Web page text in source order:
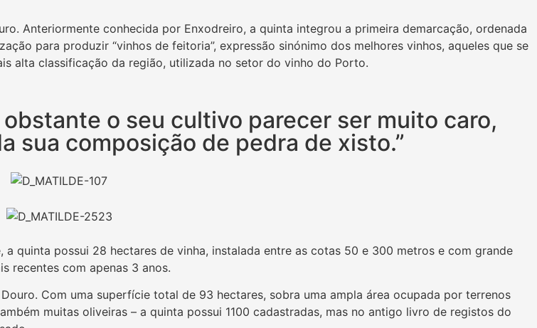
Anteriormente conhecida por Enxodreiro, a quinta integrou a primeira demarcação, ordenada
para produzir “vinhos de feitoria”, expressão sinónimo dos melhores vinhos, aqueles que se
alta classificação da região, utilizada no setor do vinho do Porto.
o seu cultivo parecer ser muito caro,
sua composição de pedra de xisto.”
quinta possui 28 hectares de vinha, instalada entre as cotas 50 e 300 metros e com grande
recentes com apenas 3 anos.
Com uma superfície total de 93 hectares, sobra uma ampla área ocupada por terrenos
muitas oliveiras – a quinta possui 1100 cadastradas, mas no antigo livro de registos do